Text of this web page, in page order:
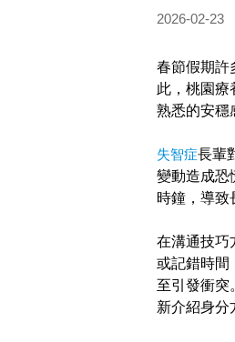
2026-02-23
春節假期許
此，桃園療
熟悉的安穩
失智症長輩
變動造成恐
時鐘，導致
在溝通技巧
或記錯時間
至引發衝突
新介紹身分